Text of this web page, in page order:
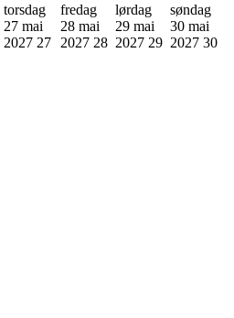
torsdag
27 mai
2027 27
fredag
28 mai
2027 28
lørdag
29 mai
2027 29
søndag
30 mai
2027 30